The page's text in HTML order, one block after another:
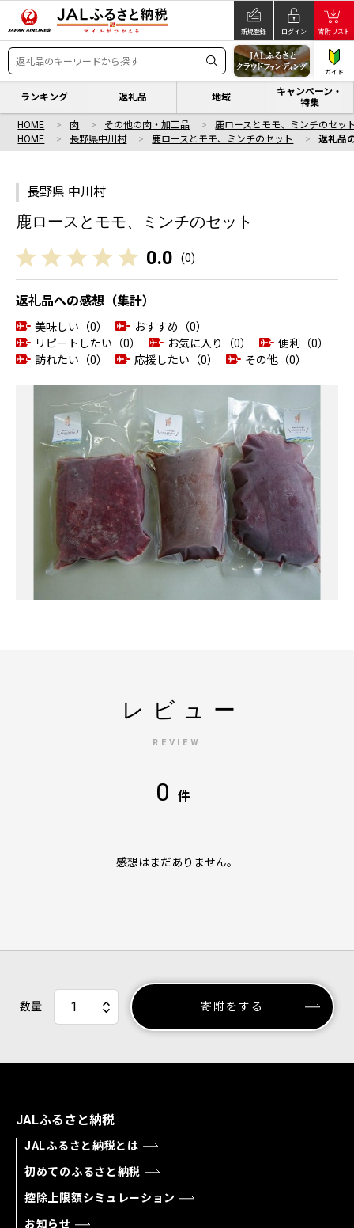
新規登録 ログイン 寄附リスト
ガイド
ランキング 返礼品 地域
キャンペーン・
特集
HOME 肉 その他の肉・加工品
鹿ロースとモモ、ミンチのセッ
HOME
長野県中川村 鹿ロースとモモ、ミンチのセット 返礼品
長野県 中川村
鹿ロースとモモ、ミンチのセット
0.0 (0)
返礼品への感想（集計）
美味しい（0）
おすすめ（0）
リピートしたい（0）
お気に入り（0）
便利（0）
訪れたい（0）
応援したい（0） その他（0）
レビュー
REVIEW
0 件
感想はまだありません。
数量 寄附をする
JALふるさと納税
JALふるさと納税とは
初めてのふるさと納税
控除上限額シミュレーション
お知らせ